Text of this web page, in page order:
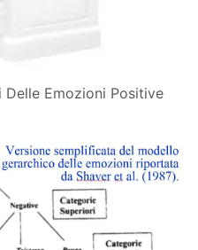
Delle Emozioni Positive